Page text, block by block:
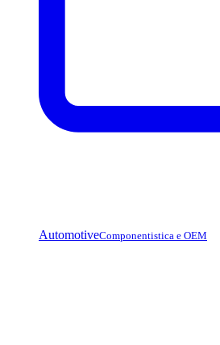
AutomotiveComponentistica e OEM